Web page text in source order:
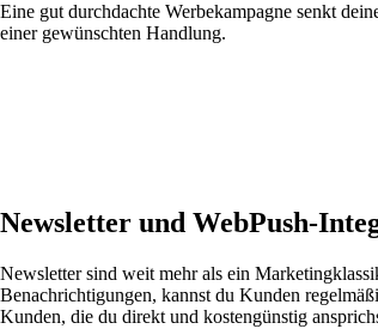
Eine gut durchdachte Werbekampagne senkt
einer gewünschten Handlung.
Newsletter und WebPush-
Newsletter sind weit mehr als ein
Benachrichtigungen, kannst du Kunden
Kunden, die du direkt und kostengünstig